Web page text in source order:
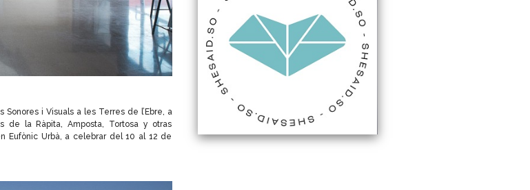
i Visuals a les Terres de l’Ebre, a
la Ràpita, Amposta, Tortosa y otras
Eufònic Urbà, a celebrar del 10 al 12 de